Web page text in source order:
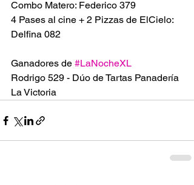
Combo Matero: Federico 379
4 Pases al cine + 2 Pizzas de ElCielo:
Delfina 082
Ganadores de #LaNocheXL
Rodrigo 529 - Dúo de Tartas Panadería
La Victoria